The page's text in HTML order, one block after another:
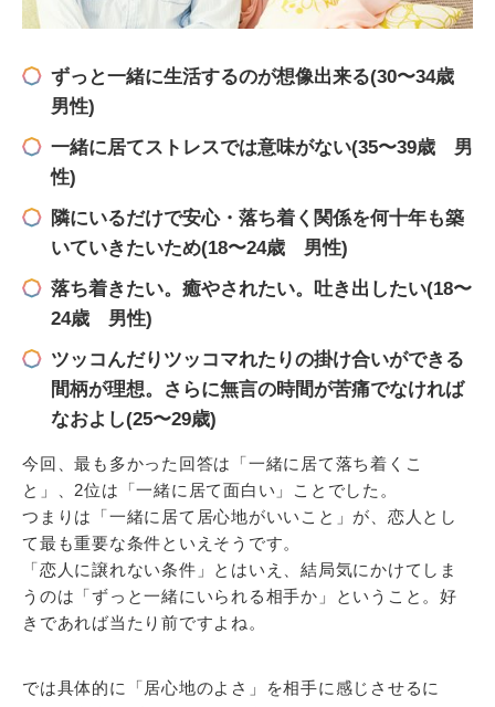
ずっと一緒に生活するのが想像出来る(30〜34歳
男性)
一緒に居てストレスでは意味がない(35〜39歳 男
性)
隣にいるだけで安心・落ち着く関係を何十年も築
いていきたいため(18〜24歳 男性)
落ち着きたい。癒やされたい。吐き出したい(18〜
24歳 男性)
ツッコんだりツッコマれたりの掛け合いができる
間柄が理想。さらに無言の時間が苦痛でなければ
なおよし(25〜29歳)
今回、最も多かった回答は「一緒に居て落ち着くこ
と」、2位は「一緒に居て面白い」ことでした。
つまりは「一緒に居て居心地がいいこと」が、恋人とし
て最も重要な条件といえそうです。
「恋人に譲れない条件」とはいえ、結局気にかけてしま
うのは「ずっと一緒にいられる相手か」ということ。好
きであれば当たり前ですよね。
では具体的に「居心地のよさ」を相手に感じさせるに